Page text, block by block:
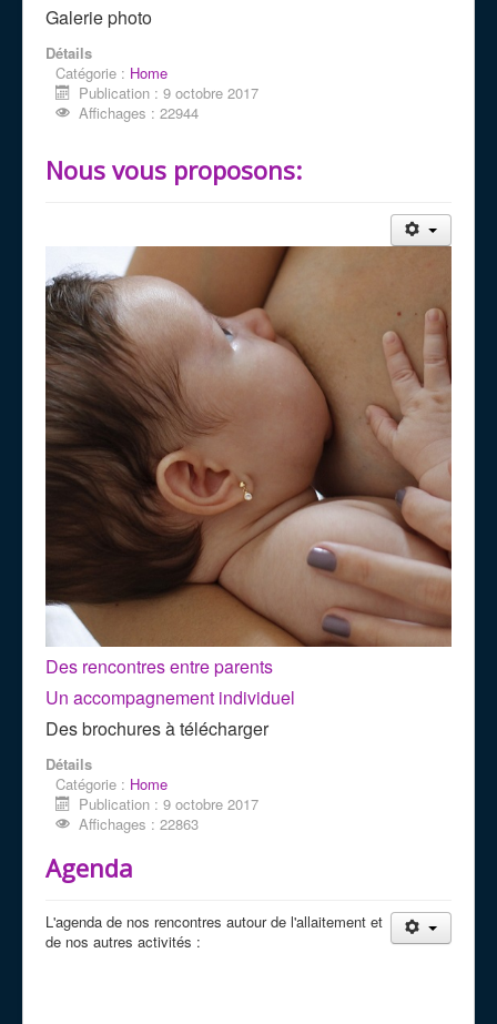
Galerie photo
Détails
Catégorie : Home
Publication : 9 octobre 2017
Affichages : 22944
Nous vous proposons:
Des rencontres entre parents
Un accompagnement individuel
Des brochures à télécharger
Détails
Catégorie : Home
Publication : 9 octobre 2017
Affichages : 22863
Agenda
L'agenda de nos rencontres autour de l'allaitement et
de nos autres activités :